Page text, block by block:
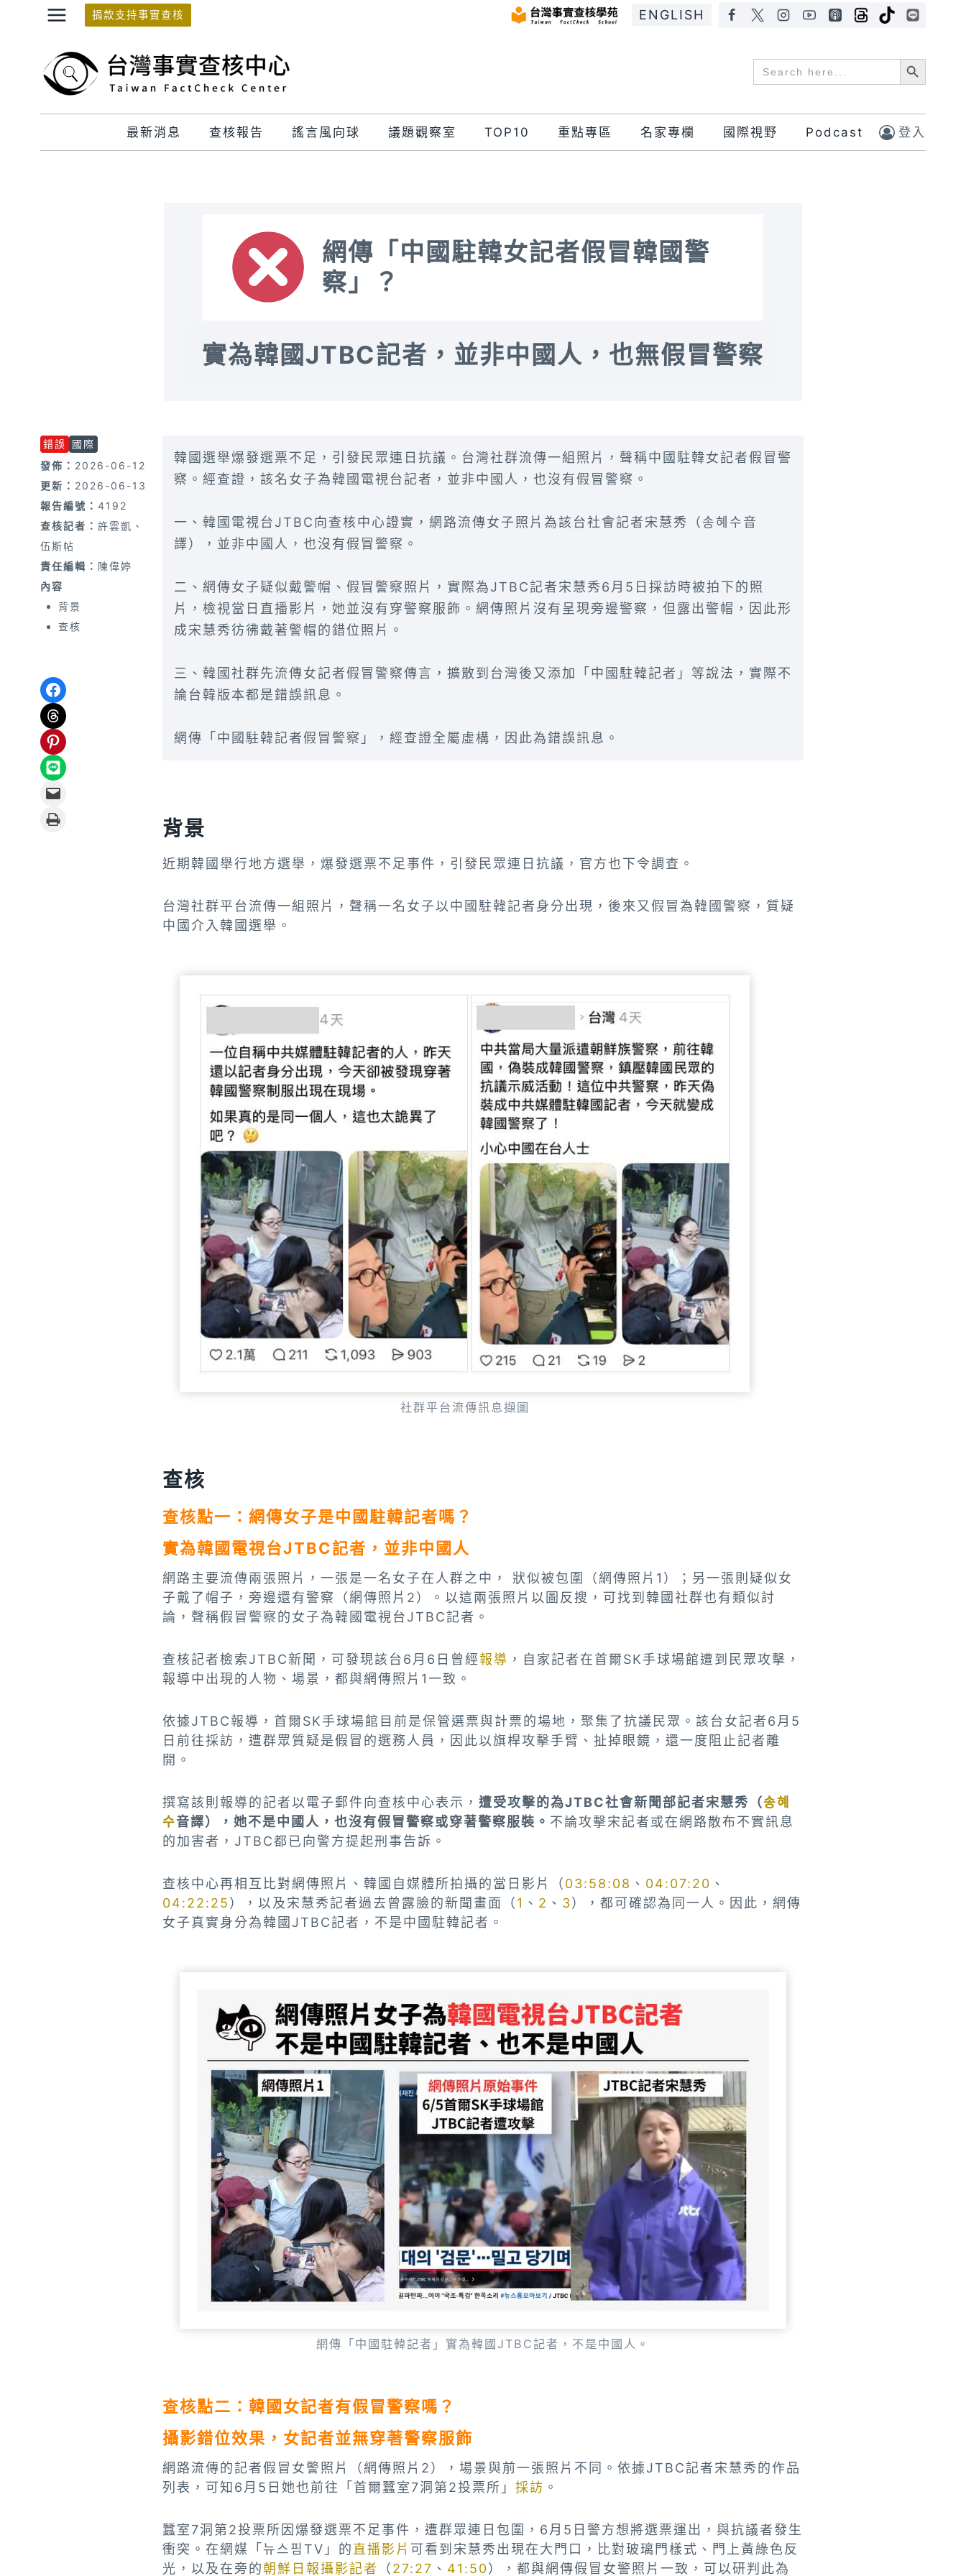
捐款支持事實查核 ENGLISH
Search
for:
Search Button
最新消息 查核報告 謠言風向球 議題觀察室 TOP10 重點專區 名家專欄 國際視野 Podcast 登入
網傳「中國駐韓女記者假冒韓國警
察」？
實為韓國JTBC記者，並非中國人，也無假冒警察
錯誤
國際
發佈： 2026-06-12
更新： 2026-06-13
報告編號： 4192
查核記者： 許雲凱、
伍斯帖
責任編輯： 陳偉婷
內容
背景
查核
Share on Facebook
Share on Threads
Share on Pinterest
Share on LINE
Email this Page
Print this Page
韓國選舉爆發選票不足，引發民眾連日抗議。台灣社群流傳一組照片，聲稱中國駐韓女記者假冒警
察。經查證，該名女子為韓國電視台記者，並非中國人，也沒有假冒警察。
一、韓國電視台JTBC向查核中心證實，網路流傳女子照片為該台社會記者宋慧秀（송혜수音
譯），並非中國人，也沒有假冒警察。
二、網傳女子疑似戴警帽、假冒警察照片，實際為JTBC記者宋慧秀6月5日採訪時被拍下的照
片，檢視當日直播影片，她並沒有穿警察服飾。網傳照片沒有呈現旁邊警察，但露出警帽，因此形
成宋慧秀彷彿戴著警帽的錯位照片。
三、韓國社群先流傳女記者假冒警察傳言，擴散到台灣後又添加「中國駐韓記者」等說法，實際不
論台韓版本都是錯誤訊息。
網傳「中國駐韓記者假冒警察」，經查證全屬虛構，因此為錯誤訊息。
背景
近期韓國舉行地方選舉，爆發選票不足事件，引發民眾連日抗議，官方也下令調查。
台灣社群平台流傳一組照片，聲稱一名女子以中國駐韓記者身分出現，後來又假冒為韓國警察，質疑
中國介入韓國選舉。
社群平台流傳訊息擷圖
查核
查核點一：網傳女子是中國駐韓記者嗎？
實為韓國電視台JTBC記者，並非中國人
網路主要流傳兩張照片，一張是一名女子在人群之中， 狀似被包圍（網傳照片1）；另一張則疑似女
子戴了帽子，旁邊還有警察（網傳照片2）。以這兩張照片以圖反搜，可找到韓國社群也有類似討
論，聲稱假冒警察的女子為韓國電視台JTBC記者。
查核記者檢索JTBC新聞，可發現該台6月6日曾經報導 ，自家記者在首爾SK手球場館遭到民眾攻擊，
報導中出現的人物、場景，都與網傳照片1一致。
依據JTBC報導，首爾SK手球場館目前是保管選票與計票的場地，聚集了抗議民眾。該台女記者6月5
日前往採訪，遭群眾質疑是假冒的選務人員，因此以旗桿攻擊手臂、扯掉眼鏡，還一度阻止記者離
開。
撰寫該則報導的記者以電子郵件向查核中心表示， 遭受攻擊的為JTBC社會新聞部記者宋慧秀（송혜
수音譯），她不是中國人，也沒有假冒警察或穿著警察服裝。 不論攻擊宋記者或在網路散布不實訊息
的加害者，JTBC都已向警方提起刑事告訴。
查核中心再相互比對網傳照片、韓國自媒體所拍攝的當日影片（03:58:08 、 04:07:20 、
04:22:25），以及宋慧秀記者過去曾露臉的新聞畫面（1 、 2 、 3），都可確認為同一人。因此，網傳
女子真實身分為韓國JTBC記者，不是中國駐韓記者。
網傳「中國駐韓記者」實為韓國JTBC記者，不是中國人。
查核點二：韓國女記者有假冒警察嗎？
攝影錯位效果，女記者並無穿著警察服飾
網路流傳的記者假冒女警照片（網傳照片2），場景與前一張照片不同。依據JTBC記者宋慧秀的作品
列表，可知6月5日她也前往「首爾蠶室7洞第2投票所」 採訪 。
蠶室7洞第2投票所因爆發選票不足事件，遭群眾連日包圍，6月5日警方想將選票運出，與抗議者發生
衝突。在網媒「뉴스핌TV」的直播影片 可看到宋慧秀出現在大門口，比對玻璃門樣式、門上黃綠色反
光，以及在旁的朝鮮日報攝影記者 （27:27 、 41:50），都與網傳假冒女警照片一致，可以研判此為